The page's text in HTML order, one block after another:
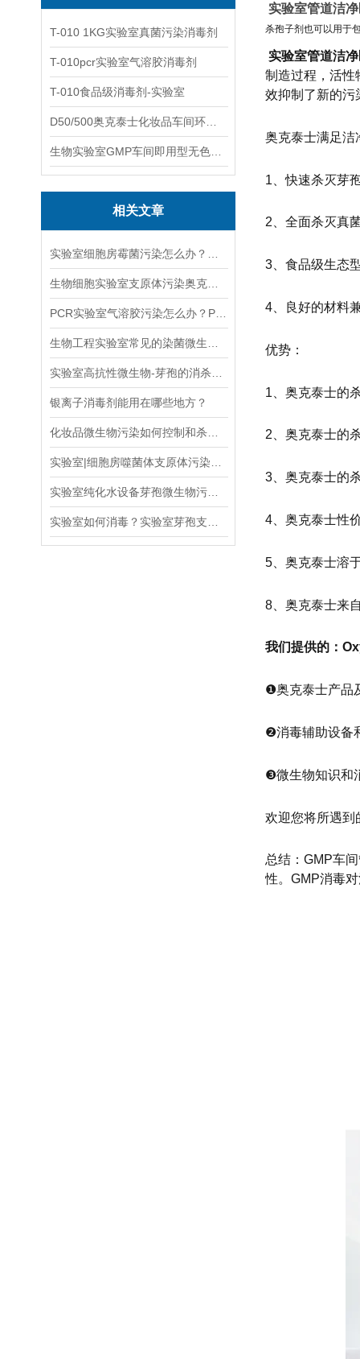
T-010 1KG实验室真菌污染消毒剂
T-010pcr实验室气溶胶消毒剂
T-010食品级消毒剂-实验室
相关文章
银离子消毒剂能用在哪些地方？
实验室管道洁
杀孢子剂也可以用于
实验室管道洁
制造过程，活性
效抑制了新的污
奥克泰士满足洁
1、快速杀灭芽
2、全面杀灭真
3、食品级生态
4、良好的材料
优势：
1、奥克泰士的
2、奥克泰士的
3、奥克泰士的
4、奥克泰士性
5、奥克泰士溶
8、奥克泰士来
我们提供的：
❶奥克泰士产品
❷消毒辅助设备
❸微生物知识和
欢迎您将所遇到
总结：GMP车
性。GMP消毒